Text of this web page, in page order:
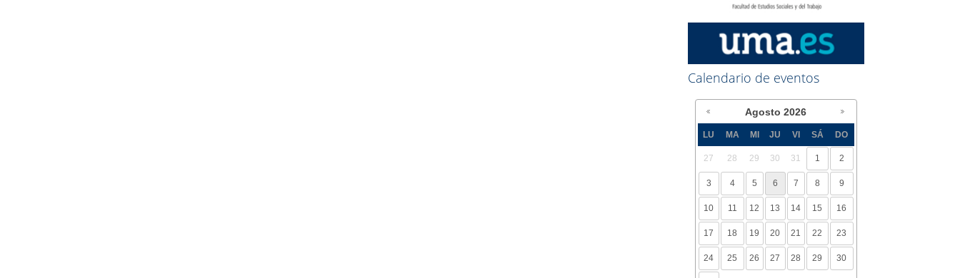
Calendario de eventos
Agosto 2026
LU MA MI JU VI SÁ DO
27 28 29 30 31 1 2
3 4 5 6 7 8 9
10 11 12 13 14 15 16
17 18 19 20 21 22 23
24 25 26 27 28 29 30